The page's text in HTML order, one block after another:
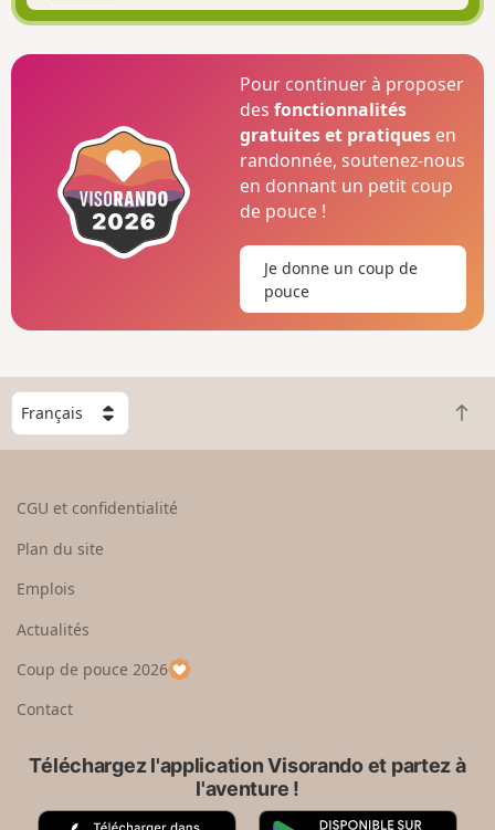
Pour continuer à proposer
desfonctionnalités
gratuites et pratiques en
randonnée, soutenez-nous
en donnant un petit coup
de pouce !
Je donne un coup de
pouce
C
h
o
e
u
p
a
R
e
CGU et confidentialité
Plan du site
Emplois
Actualités
Coup de pouce 2026
Contact
Téléchargez l'application Visorando et partez à
l'aventure !
A G